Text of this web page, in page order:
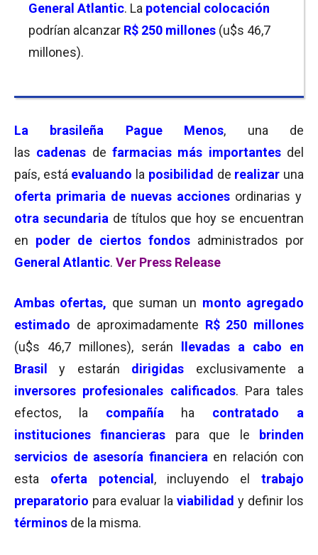
General Atlantic. La potencial colocación
podrían alcanzar R$ 250 millones (u$s 46,7
millones).
La brasileña Pague Menos, una de
las cadenas defarmacias más importantes del
país, está evaluando la posibilidad de realizar una
oferta primaria de nuevas acciones ordinarias y
otra secundaria de títulos que hoy se encuentran
en poder de ciertos fondos administrados por
General Atlantic. Ver Press Release
Ambas ofertas, que suman un monto agregado
estimado de aproximadamente R$ 250 millones
(u$s 46,7 millones), serán
llevadas a cabo en
Brasil
y estarán dirigidas exclusivamente a
inversores profesionales calificados. Para tales
efectos, la compañía ha contratado a
instituciones financieras para que le
brinden
servicios de asesoría financiera en relación con
esta oferta potencial , incluyendo eltrabajo
preparatorio para evaluar la viabilidad y definir los
términos de la misma.